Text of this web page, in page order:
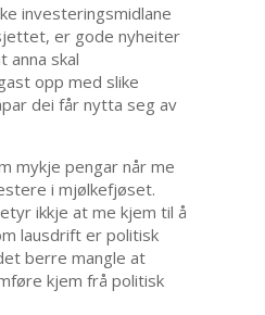
investeringsmidlane
er gode nyheiter
anna skal
opp med slike
dei får nytta seg av
mykje pengar når me
i mjølkefjøset.
ikkje at me kjem til å
lausdrift er politisk
berre mangle at
kjem frå politisk